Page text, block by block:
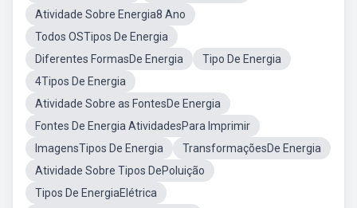
Atividade Sobre Energia8 Ano
Todos OSTipos De Energia
Diferentes FormasDe Energia
Tipo De Energia
4Tipos De Energia
Atividade Sobre as FontesDe Energia
Fontes De Energia AtividadesPara Imprimir
ImagensTipos De Energia
TransformaçõesDe Energia
Atividade Sobre Tipos DePoluição
Tipos De EnergiaElétrica